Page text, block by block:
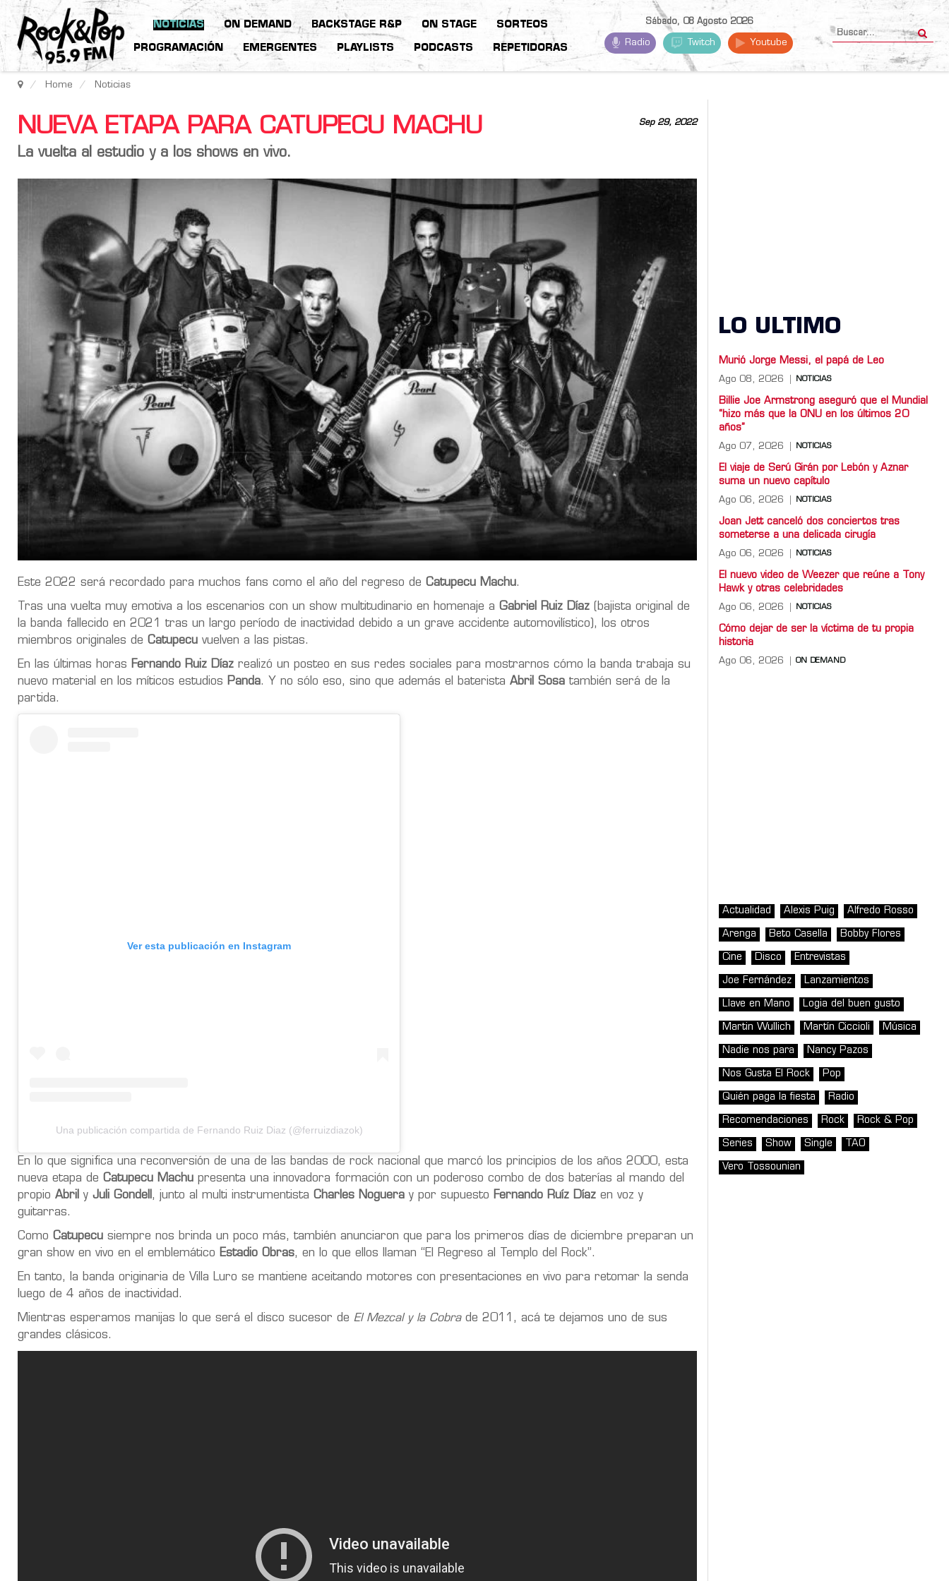
NOTICIAS ON DEMAND BACKSTAGE R&P ON STAGE SORTEOS
PROGRAMACIÓN EMERGENTES PLAYLISTS PODCASTS REPETIDORAS
Sábado, 08 Agosto 2026
Radio Twitch Youtube
Home Noticias
Sep 29, 2022
NUEVA ETAPA PARA CATUPECU MACHU
La vuelta al estudio y a los shows en vivo.
Este 2022 será recordado para muchos fans como el año del regreso de Catupecu Machu.
Tras una vuelta muy emotiva a los escenarios con un show multitudinario en homenaje a Gabriel Ruiz Díaz (bajista original de
la banda fallecido en 2021 tras un largo período de inactividad debido a un grave accidente automovilístico), los otros
miembros originales de Catupecu vuelven a las pistas.
En las últimas horas Fernando Ruiz Díaz realizó un posteo en sus redes sociales para mostrarnos cómo la banda trabaja su
nuevo material en los míticos estudios Panda. Y no sólo eso, sino que además el baterista Abril Sosa también será de la
partida.
Ver esta publicación en Instagram
Una publicación compartida de Fernando Ruiz Diaz (@ferruizdiazok)
En lo que significa una reconversión de una de las bandas de rock nacional que marcó los principios de los años 2000, esta
nueva etapa de Catupecu Machu presenta una innovadora formación con un poderoso combo de dos baterías al mando del
propio Abril y Juli Gondell, junto al multi instrumentista Charles Noguera y por supuesto Fernando Ruíz Díaz en voz y
guitarras.
Como Catupecu siempre nos brinda un poco más, también anunciaron que para los primeros días de diciembre preparan un
gran show en vivo en el emblemático Estadio Obras, en lo que ellos llaman “El Regreso al Templo del Rock”.
En tanto, la banda originaria de Villa Luro se mantiene aceitando motores con presentaciones en vivo para retomar la senda
luego de 4 años de inactividad.
Mientras esperamos manijas lo que será el disco sucesor de El Mezcal y la Cobrade 2011, acá te dejamos uno de sus
grandes clásicos.
LO ULTIMO
Murió Jorge Messi, el papá de Leo
Ago 08, 2026 NOTICIAS
Billie Joe Armstrong aseguró que el Mundial
“hizo más que la ONU en los últimos 20
años”
Ago 07, 2026 NOTICIAS
El viaje de Serú Girán por Lebón y Aznar
suma un nuevo capítulo
Ago 06, 2026 NOTICIAS
Joan Jett canceló dos conciertos tras
someterse a una delicada cirugía
Ago 06, 2026 NOTICIAS
El nuevo video de Weezer que reúne a Tony
Hawk y otras celebridades
Ago 06, 2026 NOTICIAS
Cómo dejar de ser la víctima de tu propia
historia
Ago 06, 2026 ON DEMAND
Actualidad Alexis Puig Alfredo Rosso
Arenga Beto Casella Bobby Flores
Cine Disco Entrevistas
Joe Fernández Lanzamientos
Llave en Mano Logia del buen gusto
Martin Wullich Martín Ciccioli Música
Nadie nos para Nancy Pazos
Nos Gusta El Rock Pop
Quién paga la fiesta Radio
Recomendaciones Rock Rock & Pop
Series Show Single TAO
Vero Tossounian